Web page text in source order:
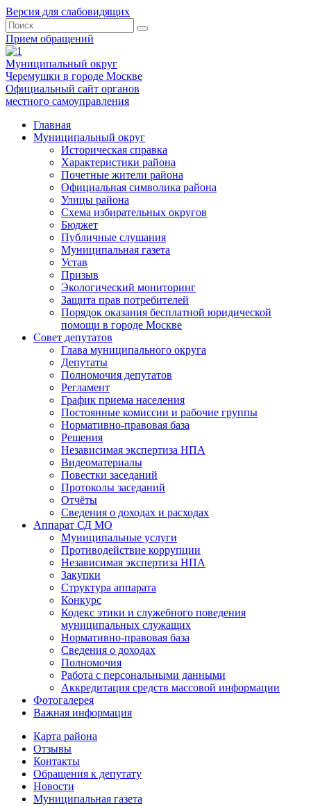
Версия для слабовидящих
Прием обращений
Муниципальный округ
Черемушки в городе Москве
Официальный сайт органов
местного самоуправления
Главная
Муниципальный округ
Историческая справка
Характеристики района
Почетные жители района
Официальная символика района
Улицы района
Схема избирательных округов
Бюджет
Публичные слушания
Муниципальная газета
Устав
Призыв
Экологический мониторинг
Защита прав потребителей
Порядок оказания бесплатной юридической
помощи в городе Москве
Совет депутатов
Глава муниципального округа
Депутаты
Полномочия депутатов
Регламент
График приема населения
Постоянные комиссии и рабочие группы
Нормативно-правовая база
Решения
Независимая экспертиза НПА
Видеоматериалы
Повестки заседаний
Протоколы заседаний
Отчёты
Сведения о доходах и расходах
Аппарат СД МО
Муниципальные услуги
Противодействие коррупции
Независимая экспертиза НПА
Закупки
Структура аппарата
Конкурс
Кодекс этики и служебного поведения
муниципальных служащих
Нормативно-правовая база
Сведения о доходах
Полномочия
Работа с персональными данными
Аккредитация средств массовой информации
Фотогалерея
Важная информация
Карта района
Отзывы
Контакты
Обращения к депутату
Новости
Муниципальная газета